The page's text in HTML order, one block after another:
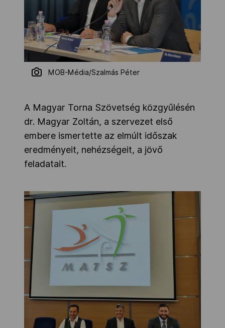
MOB-Média/Szalmás Péter
A Magyar Torna Szövetség közgyűlésén
dr. Magyar Zoltán, a szervezet első
embere ismertette az elmúlt időszak
eredményeit, nehézségeit, a jövő
feladatait.